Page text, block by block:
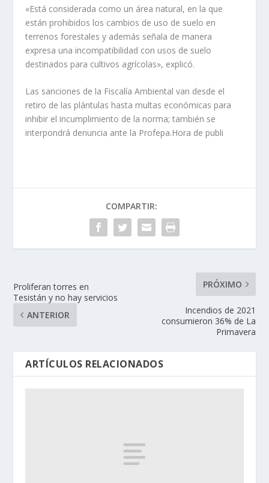
«Está considerada como un área natural, en la que
están prohibidos los cambios de uso de suelo en
terrenos forestales y además señala de manera
expresa una incompatibilidad con usos de suelo
destinados para cultivos agrícolas», explicó.
Las sanciones de la Fiscalía Ambiental van desde el
retiro de las plántulas hasta multas económicas para
inhibir el incumplimiento de la norma; también se
interpondrá denuncia ante la Profepa.Hora de publi
COMPARTIR:
Proliferan torres en
Tesistán y no hay servicios
ANTERIOR
PRÓXIMO
Incendios de 2021
consumieron 36% de La
Primavera
ARTÍCULOS RELACIONADOS